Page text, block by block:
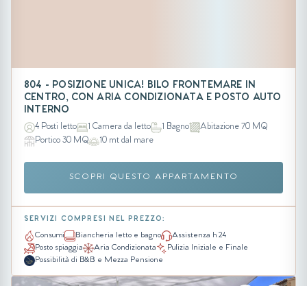
804 - POSIZIONE UNICA! BILO FRONTEMARE IN
CENTRO, CON ARIA CONDIZIONATA E POSTO AUTO
INTERNO
4 Posti letto 1 Camera da letto 1 Bagno
Abitazione 70 MQ
Portico 30 MQ
10 mt dal mare
SCOPRI QUESTO APPARTAMENTO
SERVIZI COMPRESI NEL PREZZO:
Consumi Biancheria letto e bagno
Assistenza h 24
Posto spiaggia
Aria Condizionata
Pulizia Iniziale e Finale
Possibilità di B&B e Mezza Pensione